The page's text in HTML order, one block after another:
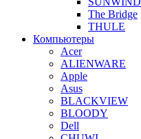
The Bridge
THULE
Компьютеры
Acer
ALIENWARE
Apple
Asus
BLACKVIEW
BLOODY
Dell